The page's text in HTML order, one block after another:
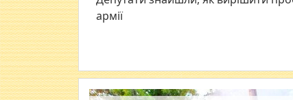
армії